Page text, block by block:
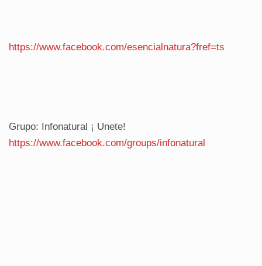
https://www.facebook.com/esencialnatura?fref=ts
Grupo: Infonatural ¡ Unete!
https://www.facebook.com/groups/infonatural